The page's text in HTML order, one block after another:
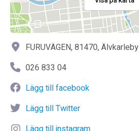
FURUVÄGEN, 81470, Älvkarleby
026 833 04
Lägg till facebook
Lägg till Twitter